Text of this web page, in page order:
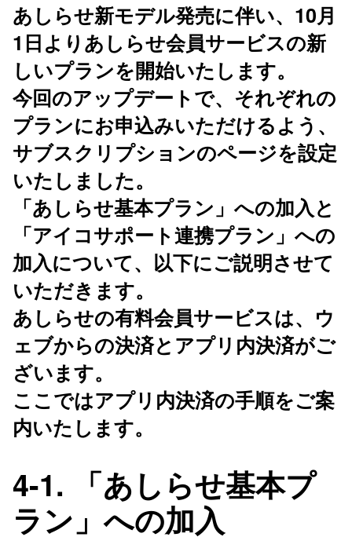
あしらせ新モデル発売に伴い、10月
1日よりあしらせ会員サービスの新
しいプランを開始いたします。
今回のアップデートで、それぞれの
プランにお申込みいただけるよう、
サブスクリプションのページを設定
いたしました。
「あしらせ基本プラン」への加入と
「アイコサポート連携プラン」への
加入について、以下にご説明させて
いただきます。
あしらせの有料会員サービスは、ウ
ェブからの決済とアプリ内決済がご
ざいます。
ここではアプリ内決済の手順をご案
内いたします。
4-1. 「あしらせ基本プ
ラン」への加入